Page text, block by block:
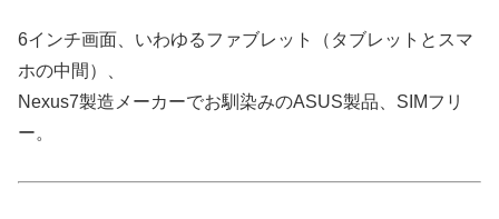
6インチ画面、いわゆるファブレット（タブレットとスマ
ホの中間）、
Nexus7製造メーカーでお馴染みのASUS製品、SIMフリ
ー。